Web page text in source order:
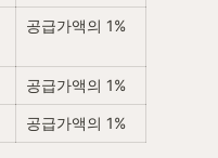
공급가액의 1%
공급가액의 1%
공급가액의 1%